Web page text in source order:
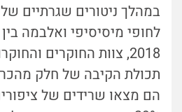
במהלך ניטורים שגרתיים
2018, צוות החוקרים
תכולת הקיבה של חלק
הם מצאו שרידים של